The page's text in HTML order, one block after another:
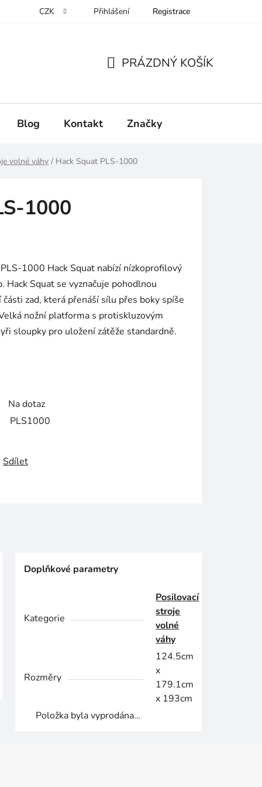
CZK Přihlášení Registrace
KOŠÍK
PRÁZDNÝ KOŠÍK
Blog Kontakt Značky
volné váhy / Hack Squat PLS-1000
1000
1000 Hack Squat nabízí nízkoprofilový
Squat se vyznačuje pohodlnou
zad, která přenáší sílu přes boky spíše
nožní platforma s protiskluzovým
sloupky pro uložení zátěže standardně.
Na dotaz
PLS1000
Sdílet
Doplňkové parametry
Kategorie
Posilovací
stroje
volné
váhy
Rozměry
124.5cm
x
179.1cm
x 193cm
Položka byla vyprodána…